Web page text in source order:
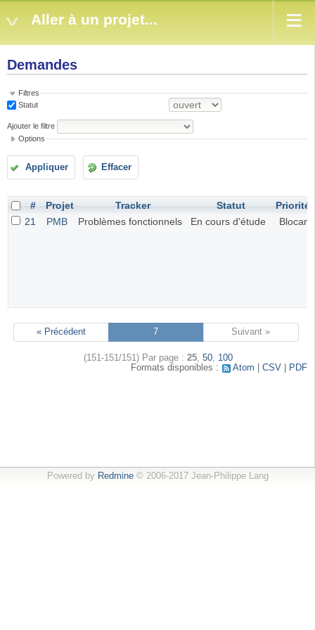
Aller à un projet...
Demandes
Filtres
Statut
Ajouter le filtre
Options
Appliquer Effacer
# Projet Tracker Statut
Priorité
21
PMB Problèmes fonctionnels En cours d'étude Blocant
« Précédent 7 Suivant »
(151-151/151) Par page : 25, 50, 100
Formats disponibles :
Atom CSV PDF
Powered by Redmine© 2006-2017 Jean-Philippe Lang